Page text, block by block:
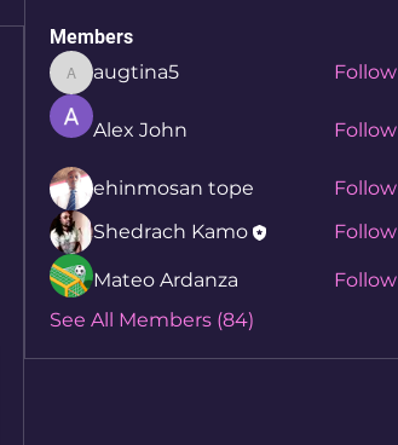
Members
augtina5
augtina5 Follow
Alex John Follow
ehinmosan tope
Follow
Shedrach Kamo
Follow
Mateo Ardanza
Follow
See All Members (84)